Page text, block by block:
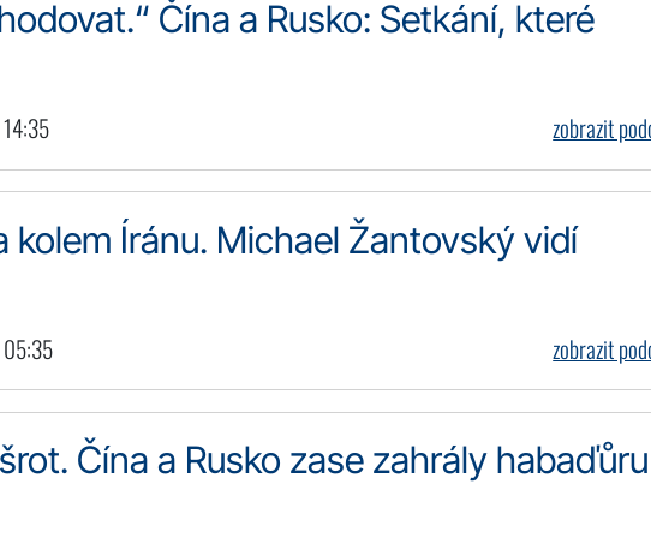
Čína a Rusko: Setkání, které
zobrazit
kolem Íránu. Michael Žantovský vidí
zobrazit
Čína a Rusko zase zahrály habaďůru